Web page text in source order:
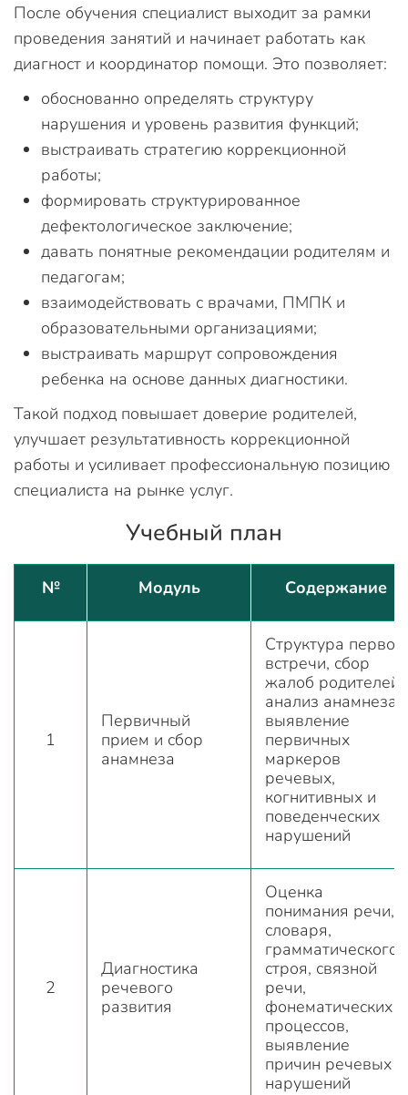
После обучения специалист выходит за рамки
проведения занятий и начинает работать как
диагност и координатор помощи. Это позволяет:
обоснованно определять структуру
нарушения и уровень развития функций;
выстраивать стратегию коррекционной
работы;
формировать структурированное
дефектологическое заключение;
давать понятные рекомендации родителям и
педагогам;
взаимодействовать с врачами, ПМПК и
образовательными организациями;
выстраивать маршрут сопровождения
ребенка на основе данных диагностики.
Такой подход повышает доверие родителей,
улучшает результативность коррекционной
работы и усиливает профессиональную позицию
специалиста на рынке услуг.
Учебный план
№ Модуль Содержание
1
Первичный
прием и сбор
анамнеза
Структура первой
встречи, сбор
жалоб родителей,
анализ анамнеза,
выявление
первичных
маркеров
речевых,
когнитивных и
поведенческих
нарушений
2
Диагностика
речевого
развития
Оценка
понимания речи,
словаря,
грамматического
строя, связной
речи,
фонематических
процессов,
выявление
причин речевых
нарушений